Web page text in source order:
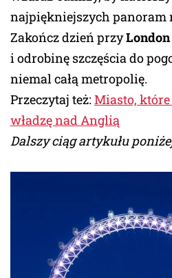
najpiękniejszych panoram
Zakończ dzień przy
i odrobinę szczęścia do
niemal całą metropolię.
Przeczytaj też: Miasto,
władzę nad Anglią
Dalszy ciąg artykułu